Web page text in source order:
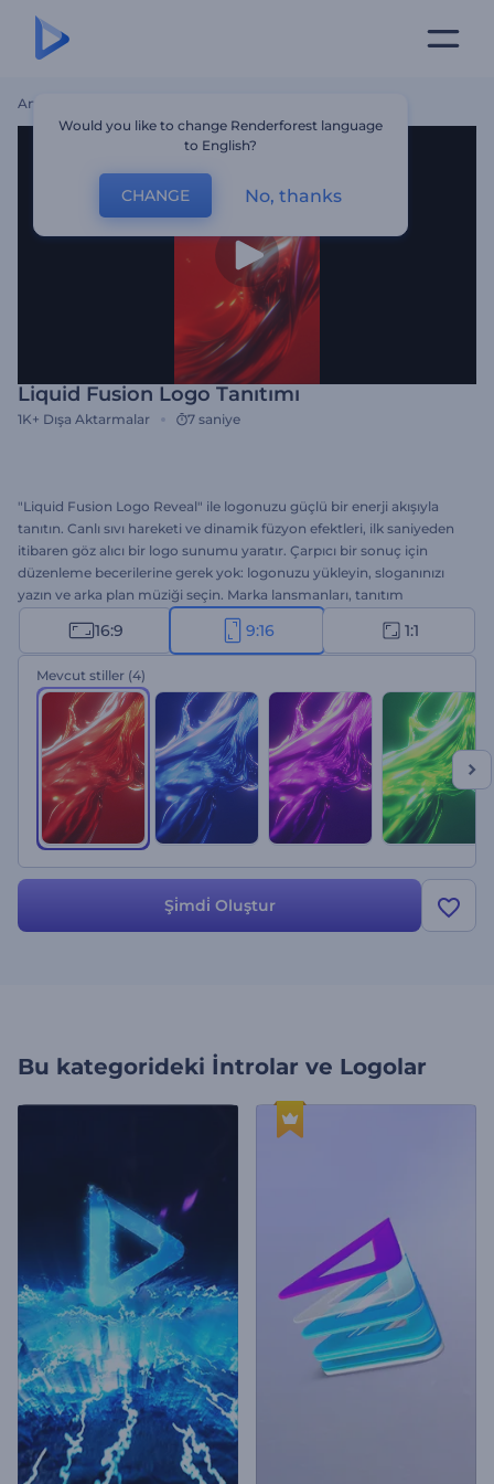
Ana Sayfa
Liquid Fusion Logo Tanıtımı
1K+ Dışa Aktarmalar 7 saniye
"Liquid Fusion Logo Reveal" ile logonuzu güçlü bir enerji akışıyla
tanıtın. Canlı sıvı hareketi ve dinamik füzyon efektleri, ilk saniyeden
itibaren göz alıcı bir logo sunumu yaratır. Çarpıcı bir sonuç için
düzenleme becerilerine gerek yok: logonuzu yükleyin, sloganınızı
yazın ve arka plan müziği seçin. Marka lansmanları, tanıtım
videoları, yaratıcı ajanslar ve yüksek etkili sunumlar için idealdir.
Şimdi oluşturun ve logonuzu güvenle sergileyin!
16:9 9:16 1:1
Mevcut stiller (4)
Şi̇mdi̇ Oluştur
Bu kategorideki İntrolar ve Logolar
Would you like to change Renderforest language
to English?
CHANGE No, thanks